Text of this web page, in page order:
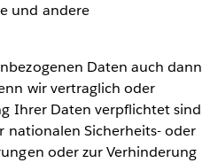
und andere
Daten auch dann
wir vertraglich oder
Ihrer Daten verpflichtet sind
nationalen Sicherheits- oder
oder zur Verhinderung